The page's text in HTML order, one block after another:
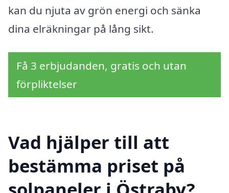
kan du njuta av grön energi och sänka
dina elräkningar på lång sikt.
Få 3 erbjudanden, gratis och utan
förpliktelser
Vad hjälper till att
bestämma priset på